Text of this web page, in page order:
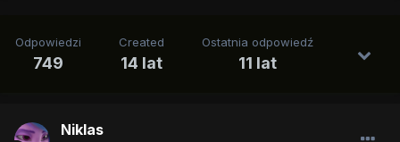
Odpowiedzi
749
Created
14 lat
Ostatnia odpowiedź
11 lat
Niklas